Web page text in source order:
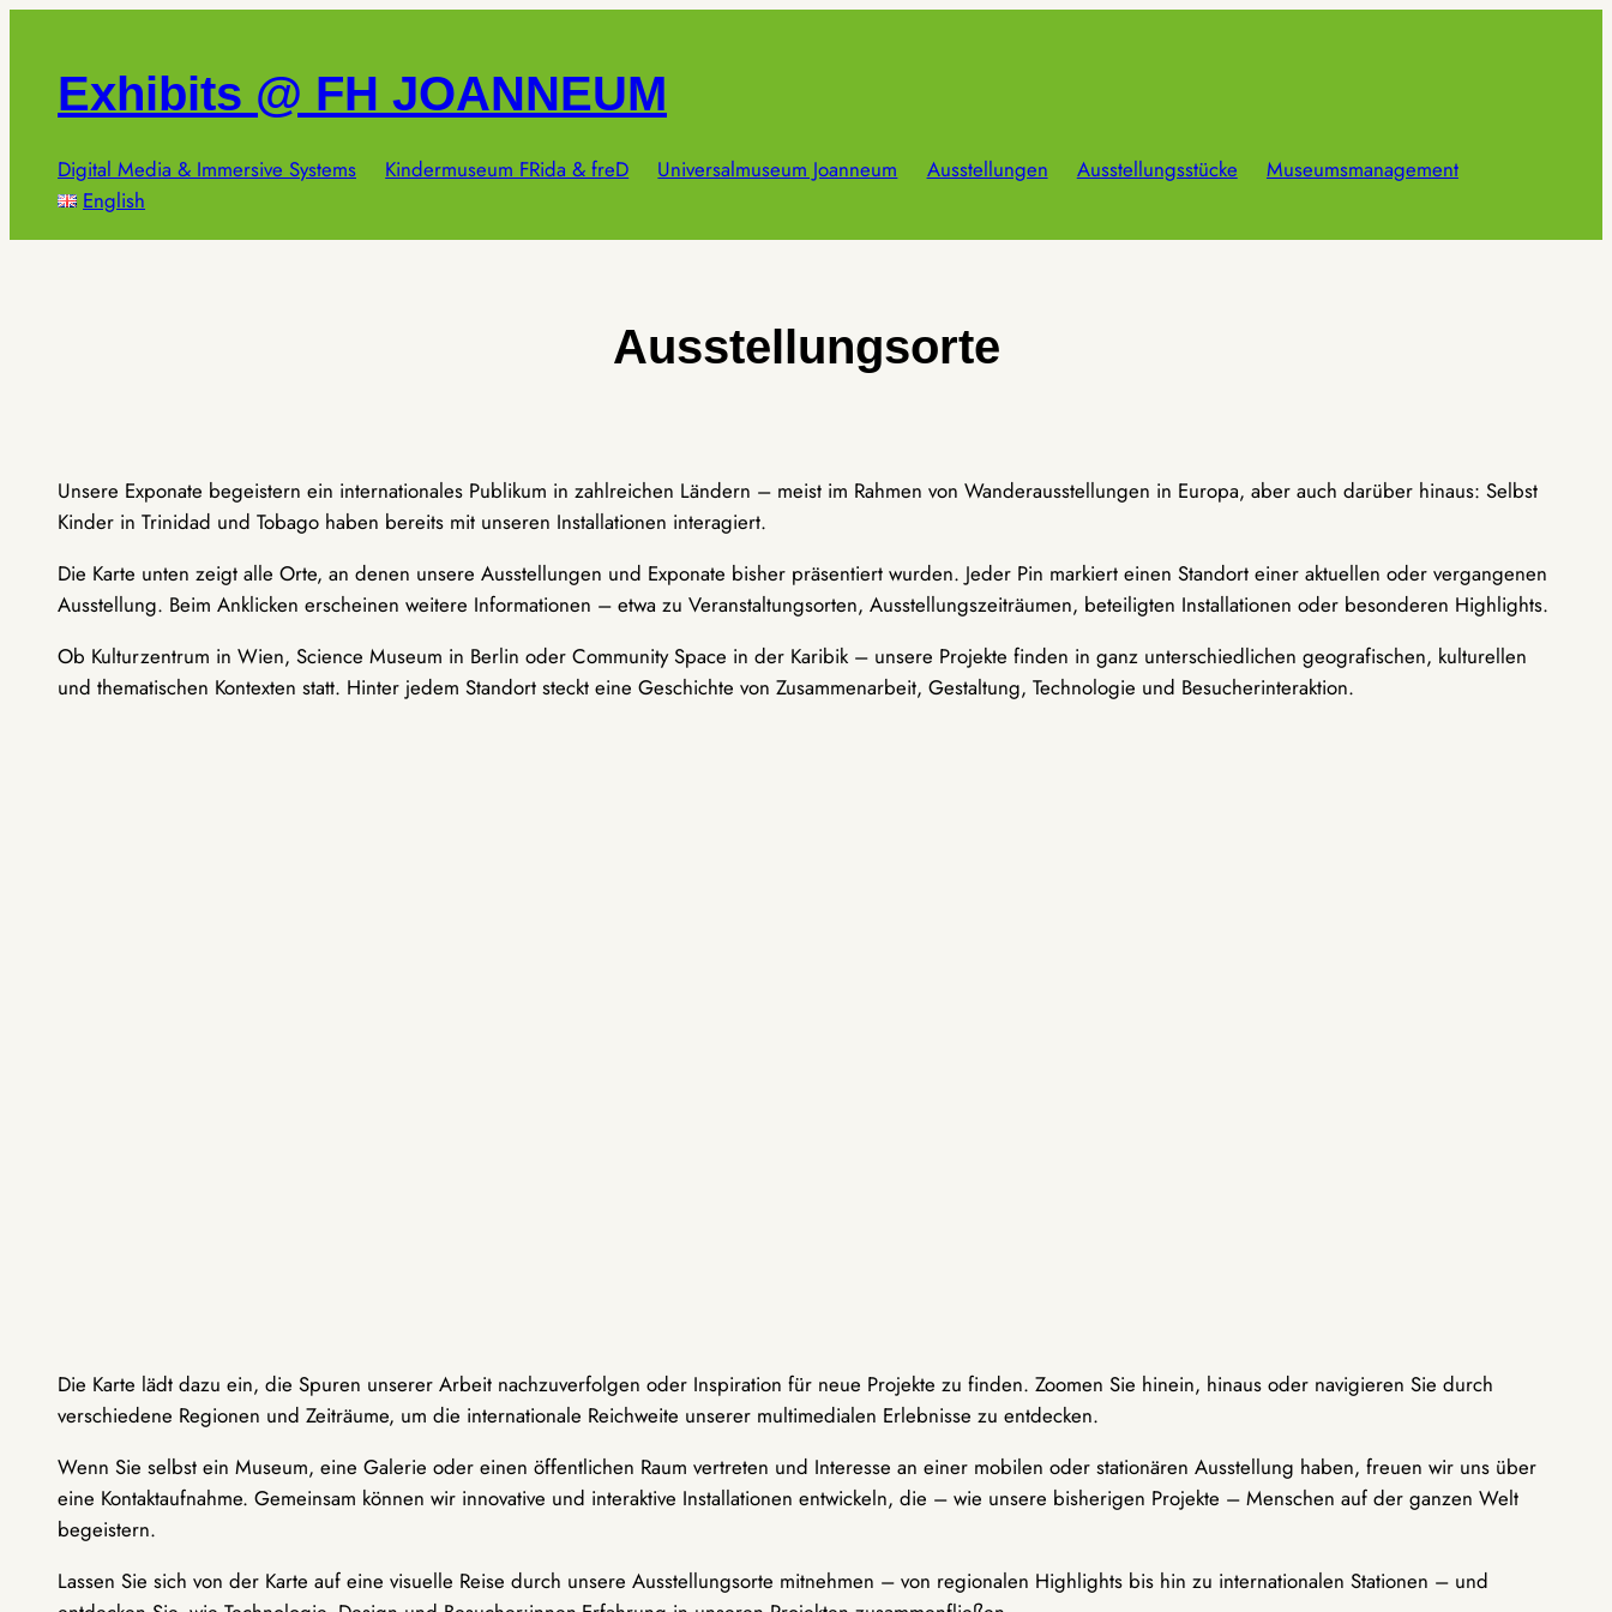
springenExhibits @ FH JOANNEUM
Digital Media & Immersive Systems Kindermuseum FRida & freD Universalmuseum Joanneum Ausstellungen Ausstellungsstücke
Museumsmanagement
English
Ausstellungsorte
Unsere Exponate begeistern ein internationales Publikum in zahlreichen Ländern – meist im Rahmen von Wanderausstellungen in Europa, aber auch darüber hinaus: Selbst
Kinder in Trinidad und Tobago haben bereits mit unseren Installationen interagiert.
Die Karte unten zeigt alle Orte, an denen unsere Ausstellungen und Exponate bisher präsentiert wurden. Jeder Pin markiert einen Standort einer aktuellen oder vergangenen
Ausstellung. Beim Anklicken erscheinen weitere Informationen – etwa zu Veranstaltungsorten, Ausstellungszeiträumen, beteiligten Installationen oder besonderen Highlights.
Ob Kulturzentrum in Wien, Science Museum in Berlin oder Community Space in der Karibik – unsere Projekte finden in ganz unterschiedlichen geografischen, kulturellen
und thematischen Kontexten statt. Hinter jedem Standort steckt eine Geschichte von Zusammenarbeit, Gestaltung, Technologie und Besucherinteraktion.
Die Karte lädt dazu ein, die Spuren unserer Arbeit nachzuverfolgen oder Inspiration für neue Projekte zu finden. Zoomen Sie hinein, hinaus oder navigieren Sie durch
verschiedene Regionen und Zeiträume, um die internationale Reichweite unserer multimedialen Erlebnisse zu entdecken.
Wenn Sie selbst ein Museum, eine Galerie oder einen öffentlichen Raum vertreten und Interesse an einer mobilen oder stationären Ausstellung haben, freuen wir uns über
eine Kontaktaufnahme. Gemeinsam können wir innovative und interaktive Installationen entwickeln, die – wie unsere bisherigen Projekte – Menschen auf der ganzen Welt
begeistern.
Lassen Sie sich von der Karte auf eine visuelle Reise durch unsere Ausstellungsorte mitnehmen – von regionalen Highlights bis hin zu internationalen Stationen – und